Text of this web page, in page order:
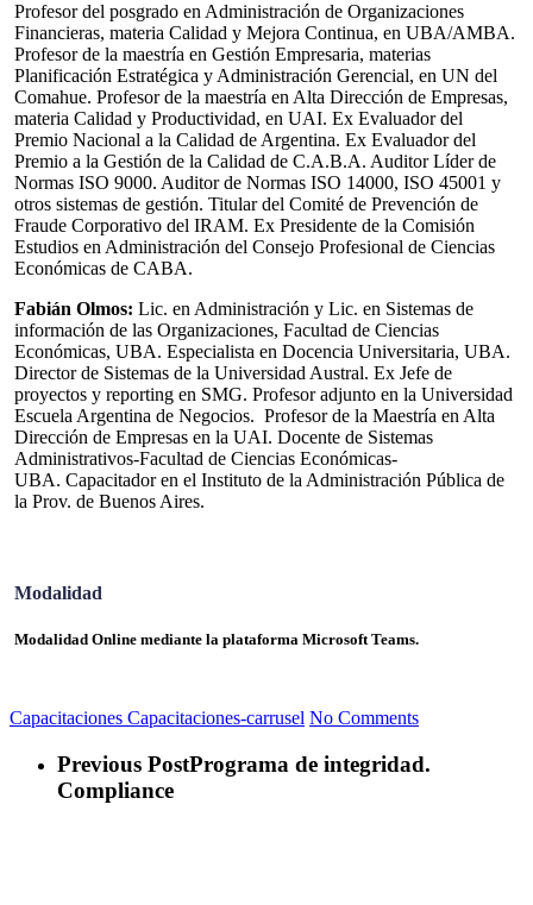
Profesor del posgrado en Administración de Organizaciones
Financieras, materia Calidad y Mejora Continua, en UBA/AMBA.
Profesor de la maestría en Gestión Empresaria, materias
Planificación Estratégica y Administración Gerencial, en UN del
Comahue. Profesor de la maestría en Alta Dirección de Empresas,
materia Calidad y Productividad, en UAI. Ex Evaluador del
Premio Nacional a la Calidad de Argentina. Ex Evaluador del
Premio a la Gestión de la Calidad de C.A.B.A. Auditor Líder de
Normas ISO 9000. Auditor de Normas ISO 14000, ISO 45001 y
otros sistemas de gestión. Titular del Comité de Prevención de
Fraude Corporativo del IRAM. Ex Presidente de la Comisión
Estudios en Administración del Consejo Profesional de Ciencias
Económicas de CABA.
Fabián Olmos:Lic. en Administración y Lic. en Sistemas de
información de las Organizaciones, Facultad de Ciencias
Económicas, UBA. Especialista en Docencia Universitaria, UBA.
Director de Sistemas de la Universidad Austral. Ex Jefe de
proyectos y reporting en SMG. Profesor adjunto en la Universidad
Escuela Argentina de Negocios. Profesor de la Maestría en Alta
Dirección de Empresas en la UAI. Docente de Sistemas
Administrativos-Facultad de Ciencias Económicas-
UBA. Capacitador en el Instituto de la Administración Pública de
la Prov. de Buenos Aires.
Modalidad
Modalidad Online mediante la plataforma Microsoft Teams.
Capacitaciones Capacitaciones-carrusel No Comments
Previous PostPrograma de integridad.
Compliance